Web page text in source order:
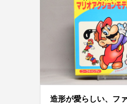
造形が愛らしい、フ